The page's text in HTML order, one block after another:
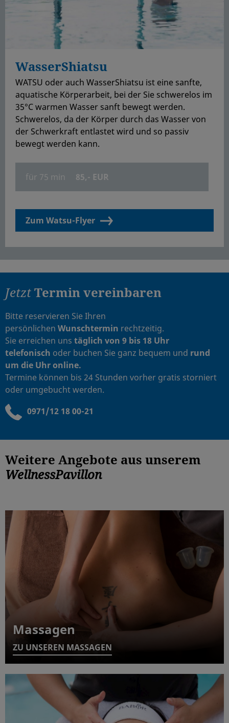
WasserShiatsu
WATSU oder auch WasserShiatsu ist eine sanfte,
aquatische Körperarbeit, bei der Sie schwerelos im
35°C warmen Wasser sanft bewegt werden.
Schwerelos, da der Körper durch das Wasser von
der Schwerkraft entlastet wird und so passiv
bewegt werden kann.
für 75 min 85,- EUR
Zum Watsu-Flyer
JetztTermin vereinbaren
Bitte reservieren Sie Ihren
persönlichen Wunschtermin rechtzeitig.
Sie erreichen uns täglich von 9 bis 18 Uhr
telefonisch oder buchen Sie ganz bequem und rund
um die Uhr online.
Termine können bis 24 Stunden vorher gratis storniert
oder umgebucht werden.
0971/12 18 00-21
Weitere Angebote aus unserem
WellnessPavillon
Massagen
ZU UNSEREN MASSAGEN